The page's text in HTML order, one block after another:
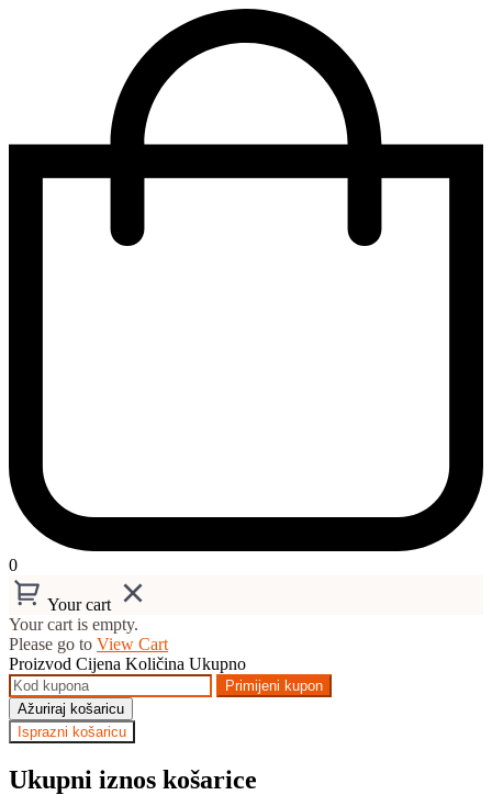
0
Your cart
Your cart is empty.
Please go to View Cart
Proizvod Cijena Količina Ukupno
Primijeni kupon
Ažuriraj košaricu
Isprazni košaricu
Ukupni iznos košarice